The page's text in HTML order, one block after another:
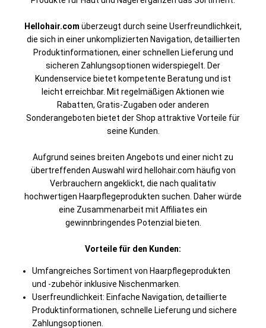
Hellohair.com überzeugt durch seine Userfreundlichkeit,
die sich in einer unkomplizierten Navigation, detaillierten
Produktinformationen, einer schnellen Lieferung und
sicheren Zahlungsoptionen widerspiegelt. Der
Kundenservice bietet kompetente Beratung und ist
leicht erreichbar. Mit regelmäßigen Aktionen wie
Rabatten, Gratis-Zugaben oder anderen
Sonderangeboten bietet der Shop attraktive Vorteile für
seine Kunden.
Aufgrund seines breiten Angebots und einer nicht zu
übertreffenden Auswahl wird hellohair.com häufig von
Verbrauchern angeklickt, die nach qualitativ
hochwertigen Haarpflegeprodukten suchen. Daher würde
eine Zusammenarbeit mit Affiliates ein
gewinnbringendes Potenzial bieten.
Vorteile für den Kunden:
Umfangreiches Sortiment von Haarpflegeprodukten
und -zubehör inklusive Nischenmarken.
Userfreundlichkeit: Einfache Navigation, detaillierte
Produktinformationen, schnelle Lieferung und sichere
Zahlungsoptionen.